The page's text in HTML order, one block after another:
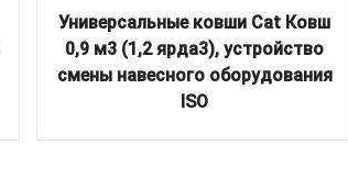
Универсальные ковши Cat Ковш
0,9 м3 (1,2 ярда3), устройство
смены навесного оборудования
ISO